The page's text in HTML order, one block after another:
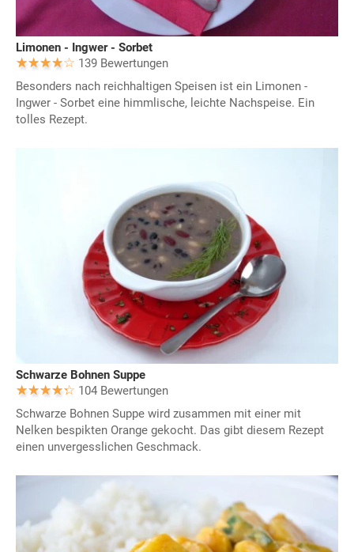
Limonen - Ingwer - Sorbet
139 Bewertungen
Besonders nach reichhaltigen Speisen ist ein Limonen -
Ingwer - Sorbet eine himmlische, leichte Nachspeise. Ein
tolles Rezept.
Schwarze Bohnen Suppe
104 Bewertungen
Schwarze Bohnen Suppe wird zusammen mit einer mit
Nelken bespikten Orange gekocht. Das gibt diesem Rezept
einen unvergesslichen Geschmack.